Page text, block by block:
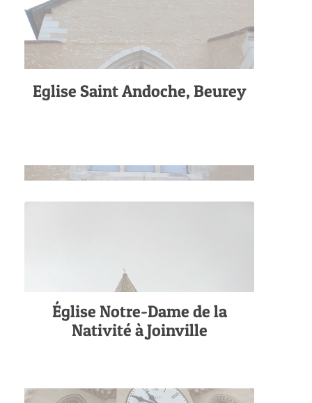
Eglise Saint Andoche, Beurey
Église Notre-Dame de la
Nativité à Joinville